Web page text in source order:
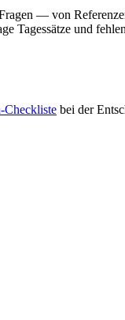
— von
Tagessätze und
Checkliste bei der